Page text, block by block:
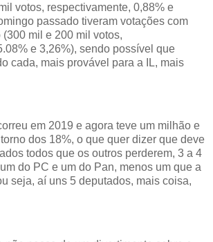
votos, respectivamente, 0,88% e
passado tiveram votações com
mil e 200 mil votos,
e 3,26%), sendo possível que
cada, mais provável para a IL, mais
em 2019 e agora teve um milhão e
dos 18%, o que quer dizer que deve
todos que os outros perderem, 3 a 4
do PC e um do Pan, menos um que a
seja, aí uns 5 deputados, mais coisa,